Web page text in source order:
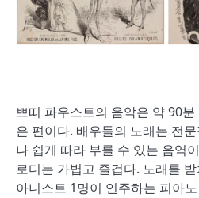
쁘띠 파우스트의 음악은 약 90
은 편이다. 배우들의 노래는 전
나 쉽게 따라 부를 수 있는 음역
로디는 가볍고 즐겁다. 노래를
아니스트 1명이 연주하는 피아